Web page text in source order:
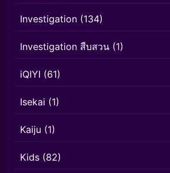
Investigation (134)
Investigation สืบสวน (1)
iQIYI (61)
Isekai (1)
Kaiju (1)
Kids (82)